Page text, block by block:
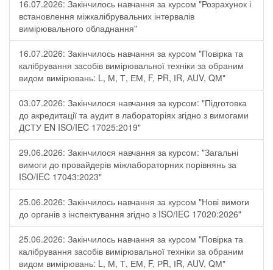
16.07.2026: Закінчилось навчання за курсом "Розрахунок і
встановлення міжкалібрувальних інтервалів
вимірювального обладнання"
16.07.2026: Закінчилось навчання за курсом "Повірка та
калібрування засобів вимірювальної техніки за обраним
видом вимірювань: L, М, Т, ЕМ, F, РR, ІR, АUV, QМ"
03.07.2026: Закінчилося навчання за курсом: "Підготовка
до акредитації та аудит в лабораторіях згідно з вимогами
ДСТУ EN ISO/IEC 17025:2019"
29.06.2026: Закінчилося навчання за курсом: "Загальні
вимоги до провайдерів міжлабораторних порівнянь за
ISO/IEC 17043:2023"
25.06.2026: Закінчилось навчання за курсом "Нові вимоги
до органів з інспектування згідно з ISO/IEC 17020:2026"
25.06.2026: Закінчилось навчання за курсом "Повірка та
калібрування засобів вимірювальної техніки за обраним
видом вимірювань: L, М, Т, ЕМ, F, РR, ІR, АUV, QМ"